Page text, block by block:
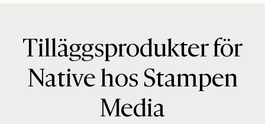
Tilläggsprodukter för
Native hos Stampen
Media